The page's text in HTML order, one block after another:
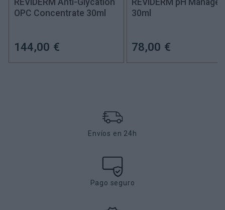
REVIDERM Anti-Glycation
OPC Concentrate 30ml
REVIDERM pH Manager
30ml
Envíos en 24h
Pago seguro